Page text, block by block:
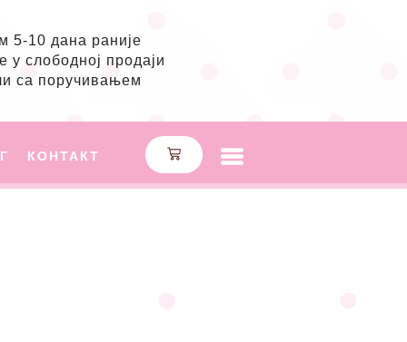
5-10 дана раније
у слободној продаји
са поручивањем
КОНТАКТ